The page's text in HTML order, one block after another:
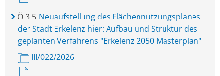
Ö 3.5 Neuaufstellung des Flächennutzungsplanes
der Stadt Erkelenz hier: Aufbau und Struktur des
geplanten Verfahrens "Erkelenz 2050 Masterplan"
III/022/2026